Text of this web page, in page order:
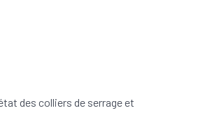
des colliers de serrage et